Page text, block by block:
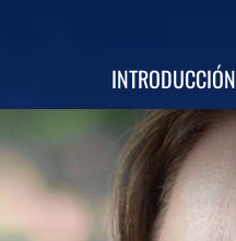
INTRODUCCIÓN